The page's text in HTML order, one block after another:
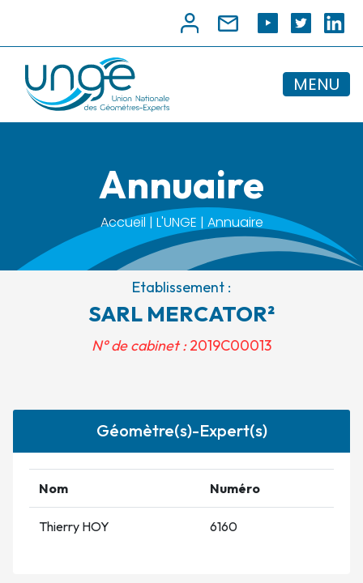
MENU
Annuaire
Accueil | L'UNGE | Annuaire
Etablissement :
SARL MERCATOR²
N° de cabinet :2019C00013
Géomètre(s)-Expert(s)
Nom Numéro
Thierry HOY 6160